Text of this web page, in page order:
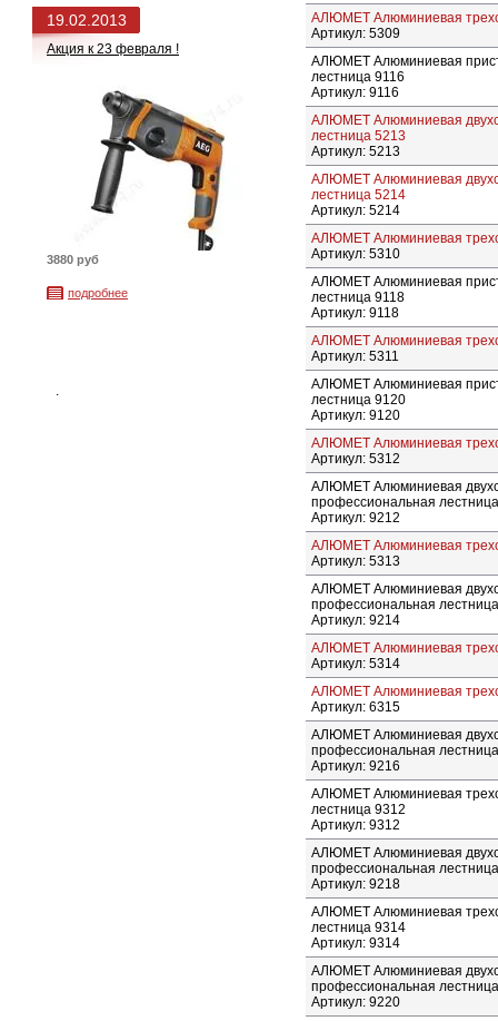
19.02.2013
Акция к 23 февраля !
3880 руб
подробнее
.
АЛЮМЕТ Алюминиевая
Артикул: 5309
АЛЮМЕТ Алюминиевая
лестница 9116
Артикул: 9116
АЛЮМЕТ Алюминиевая
лестница 5213
Артикул: 5213
АЛЮМЕТ Алюминиевая
лестница 5214
Артикул: 5214
АЛЮМЕТ Алюминиевая
Артикул: 5310
АЛЮМЕТ Алюминиевая
лестница 9118
Артикул: 9118
АЛЮМЕТ Алюминиевая
Артикул: 5311
АЛЮМЕТ Алюминиевая
лестница 9120
Артикул: 9120
АЛЮМЕТ Алюминиевая
Артикул: 5312
АЛЮМЕТ Алюминиевая
профессиональная
Артикул: 9212
АЛЮМЕТ Алюминиевая
Артикул: 5313
АЛЮМЕТ Алюминиевая
профессиональная
Артикул: 9214
АЛЮМЕТ Алюминиевая
Артикул: 5314
АЛЮМЕТ Алюминиевая
Артикул: 6315
АЛЮМЕТ Алюминиевая
профессиональная
Артикул: 9216
АЛЮМЕТ Алюминиевая
лестница 9312
Артикул: 9312
АЛЮМЕТ Алюминиевая
профессиональная
Артикул: 9218
АЛЮМЕТ Алюминиевая
лестница 9314
Артикул: 9314
АЛЮМЕТ Алюминиевая
профессиональная
Артикул: 9220